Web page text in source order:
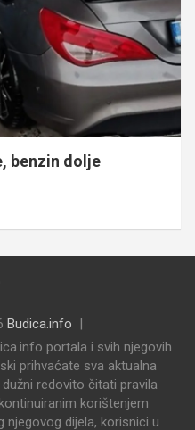
benzin dolje
Budica.info
portala i svih njegovih
prihvaćate sva aktualna
redovito čitati pravila
korištenjem
njegovog dijela, korisnici u